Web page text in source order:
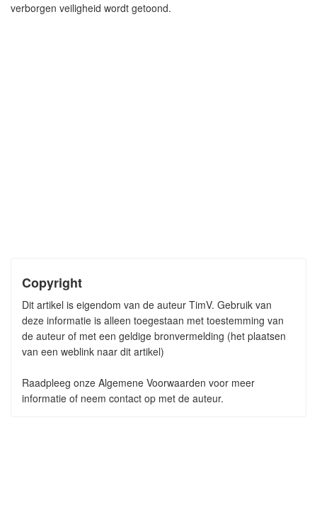
verborgen veiligheid wordt getoond.
Copyright
Dit artikel is eigendom van de auteur TimV. Gebruik van
deze informatie is alleen toegestaan met toestemming van
de auteur of met een geldige bronvermelding (het plaatsen
van een weblink naar dit artikel)
Raadpleeg onze Algemene Voorwaarden voor meer
informatie of neem contact op met de auteur.